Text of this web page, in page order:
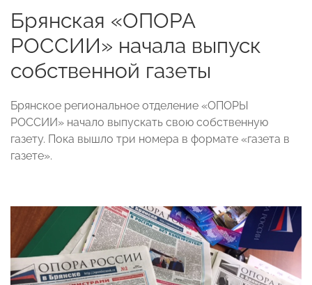
Брянская «ОПОРА
РОССИИ» начала выпуск
собственной газеты
Брянское региональное отделение «ОПОРЫ
РОССИИ» начало выпускать свою собственную
газету. Пока вышло три номера в формате «газета в
газете».